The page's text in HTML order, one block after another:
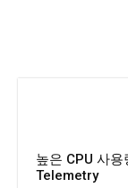
높은 CPU 사
Telemetry